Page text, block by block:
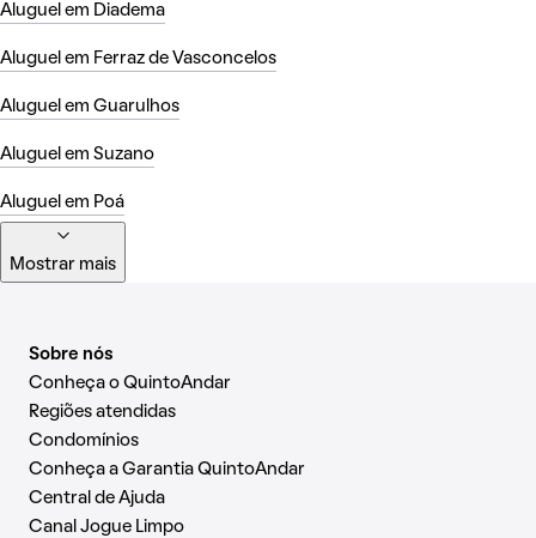
Aluguel em Diadema
Aluguel em Ferraz de Vasconcelos
Aluguel em Guarulhos
Aluguel em Suzano
Aluguel em Poá
Mostrar mais
Sobre nós
Conheça o QuintoAndar
Regiões atendidas
Condomínios
Conheça a Garantia QuintoAndar
Central de Ajuda
Canal Jogue Limpo